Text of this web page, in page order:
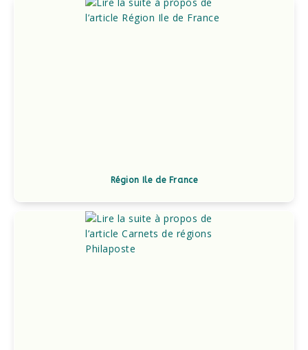
Région Ile de France